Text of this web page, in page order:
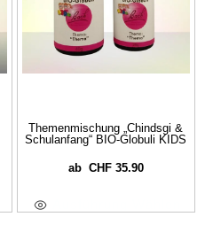
Themenmischung „Chindsgi &
Schulanfang“ BIO-Globuli KIDS
ab CHF35.90